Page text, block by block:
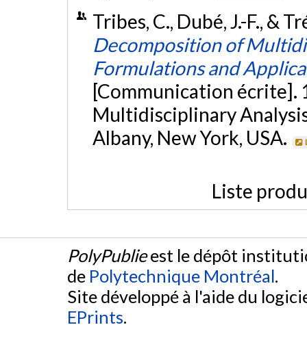
Tribes, C., Dubé, J.-F., &
Decomposition of
Formulations and
[Communication écrite].
Multidisciplinary
Albany, New York, USA.
Liste
PolyPublieest le dépôt
de Polytechnique Montréal.
Site développé à l'aide du
EPrints.